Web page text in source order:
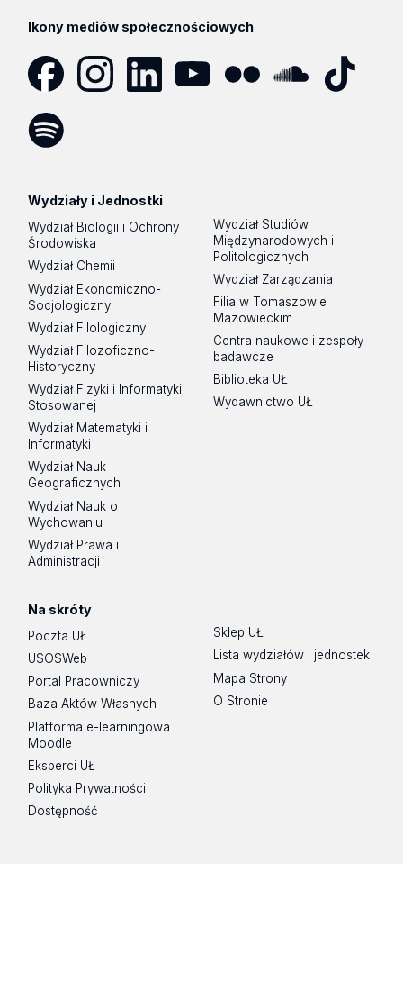
Ikony mediów społecznościowych
Wydziały i Jednostki
Wydział Biologii i Ochrony
Środowiska
Wydział Chemii
Wydział Ekonomiczno-
Socjologiczny
Wydział Filologiczny
Wydział Filozoficzno-
Historyczny
Wydział Fizyki i Informatyki
Stosowanej
Wydział Matematyki i
Informatyki
Wydział Nauk
Geograficznych
Wydział Nauk o
Wychowaniu
Wydział Prawa i
Administracji
Wydział Studiów
Międzynarodowych i
Politologicznych
Wydział Zarządzania
Filia w Tomaszowie
Mazowieckim
Centra naukowe i zespoły
badawcze
Biblioteka UŁ
Wydawnictwo UŁ
Na skróty
Poczta UŁ
USOSWeb
Portal Pracowniczy
Baza Aktów Własnych
Platforma e-learningowa
Moodle
Eksperci UŁ
Polityka Prywatności
Dostępność
Sklep UŁ
Lista wydziałów i jednostek
Mapa Strony
O Stronie